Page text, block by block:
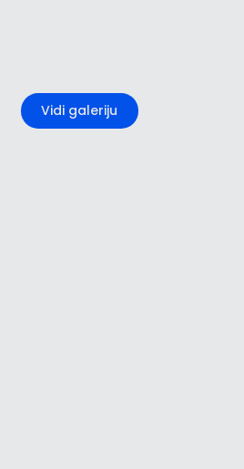
Vidi galeriju